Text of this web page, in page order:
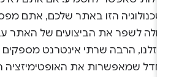
הזו באתר שלכם, אתם
לשפר את הביצועים של האתר
הרבה שרתי אינטרנט מספקים
שמאפשרות את האופטימיזציה